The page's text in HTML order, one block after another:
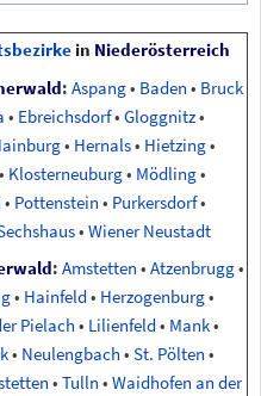
in Niederösterreich
: Aspang• Baden • Bruck
• Ebreichsdorf• Gloggnitz•
• Hernals• Hietzing•
• Klosterneuburg• Mödling•
• Pottenstein • Purkersdorf•
• Wiener Neustadt
: Amstetten • Atzenbrugg•
• Hainfeld• Herzogenburg•
Pielach • Lilienfeld• Mank•
• Neulengbach • St. Pölten •
• Tulln • Waidhofen an der